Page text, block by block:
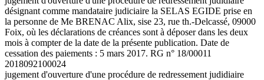
désignant comme mandataire judiciaire la SELAS EGIDE prise en
la personne de Me BRENAC Alix, sise 23, rue th.-Delcassé, 09000
Foix, où les déclarations de créances sont à déposer dans les deux
mois à compter de la date de la présente publication. Date de
cessation des paiements : 5 mars 2017. RG n° 18/00011
2018092100024
jugement d'ouverture d'une procédure de redressement judidiaire